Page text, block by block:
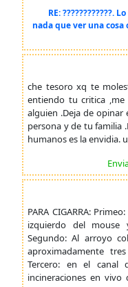
RE:
nada que ver una
che tesoro xq te
entiendo tu critica ,me
alguien .Deja de
persona y de tu familia
humanos es la envidia.
PARA CIGARRA:
izquierdo del
Segundo: Al arroyo
aproximadamente
Tercero: en el canal
incineraciones en